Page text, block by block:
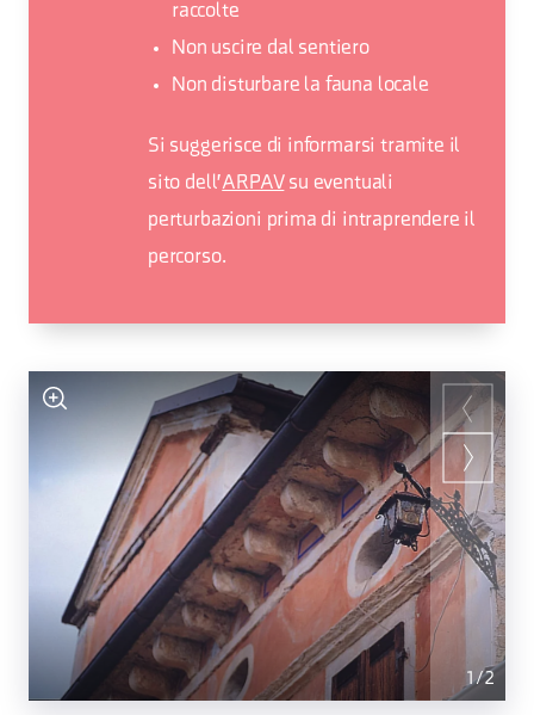
raccolte
Non uscire dal sentiero
Non disturbare la fauna locale
Si suggerisce di informarsi tramite il
sito dell'ARPAVsu eventuali
perturbazioni prima di intraprendere il
percorso.
1/2